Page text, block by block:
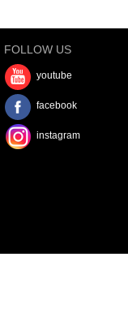
FOLLOW US
youtube
facebook
instagram